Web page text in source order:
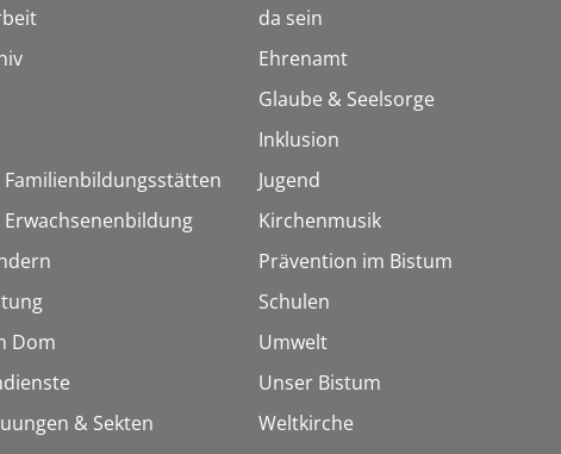
Familienbildungsstätten
Dom
& Sekten
da sein
Ehrenamt
Glaube & Seelsorge
Inklusion
Jugend
Kirchenmusik
Prävention im Bistum
Schulen
Umwelt
Unser Bistum
Weltkirche